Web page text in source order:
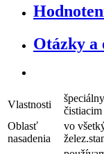
Otázky a
Vlastnosti
Oblasť
nasadenia
vo